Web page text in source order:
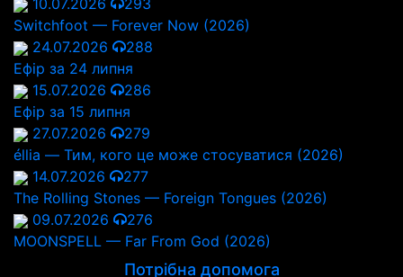
10.07.2026
293
Switchfoot — Forever Now (2026)
24.07.2026
288
Ефір за 24 липня
15.07.2026
286
Ефір за 15 липня
27.07.2026
279
éllia — Тим, кого це може стосуватися (2026)
14.07.2026
277
The Rolling Stones — Foreign Tongues (2026)
09.07.2026
276
MOONSPELL — Far From God (2026)
Потрібна допомога